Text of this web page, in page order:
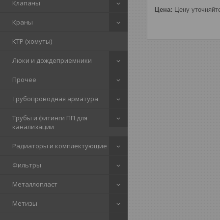
Клапаны
Краны
КТР (хомуты)
Люки и дождеприемники
Прочее
Трубопроводная арматура
Трубы и фитинги ПП для
канализации
Радиаторы и комплектующие
Фильтры
Металлопласт
Метизы
Цена: Цену